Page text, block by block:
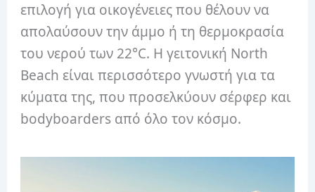
επιλογή για οικογένειες που θέλουν να
απολαύσουν την άμμο ή τη θερμοκρασία
του νερού των 22°C. Η γειτονική North
Beach είναι περισσότερο γνωστή για τα
κύματα της, που προσελκύουν σέρφερ και
bodyboarders από όλο τον κόσμο.